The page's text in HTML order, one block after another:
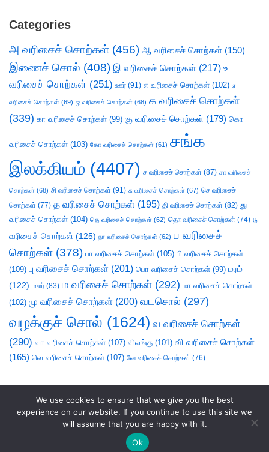
Categories
அ வரிசைச் சொற்கள் (456) ஆ வரிசைச் சொற்கள் (150)
இணைச் சொல் (408) இ வரிசைச் சொற்கள் (217) உ
வரிசைச் சொற்கள் (251) ஊர் (91) எ வரிசைச் சொற்கள் (102) ஏ
வரிசைச் சொற்கள் (69) ஒ வரிசைச் சொற்கள் (68) க வரிசைச் சொற்கள்
(339) கா வரிசைச் சொற்கள் (99) கு வரிசைச் சொற்கள் (179) கொ
வரிசைச் சொற்கள் (103) கோ வரிசைச் சொற்கள் (61) சங்க
இலக்கியம் (4407) ச வரிசைச் சொற்கள் (87) சா வரிசைச்
சொற்கள் (68) சி வரிசைச் சொற்கள் (91) சு வரிசைச் சொற்கள் (67) செ வரிசைச்
சொற்கள் (77) த வரிசைச் சொற்கள் (195) தி வரிசைச் சொற்கள் (82) து
வரிசைச் சொற்கள் (104) தெ வரிசைச் சொற்கள் (62) தொ வரிசைச் சொற்கள் (74) ந
வரிசைச் சொற்கள் (125) நா வரிசைச் சொற்கள் (62) ப வரிசைச்
சொற்கள் (378) பா வரிசைச் சொற்கள் (105) பி வரிசைச் சொற்கள்
(109) பு வரிசைச் சொற்கள் (201) பொ வரிசைச் சொற்கள் (99) மரம்
(122) மலர் (83) ம வரிசைச் சொற்கள் (292) மா வரிசைச் சொற்கள்
(102) மு வரிசைச் சொற்கள் (200) வடசொல் (297)
வழக்குச் சொல் (1624) வ வரிசைச் சொற்கள்
(290) வா வரிசைச் சொற்கள் (107) விலங்கு (101) வி வரிசைச் சொற்கள்
(165) வெ வரிசைச் சொற்கள் (107) வே வரிசைச் சொற்கள் (76)
சொலல்வல்லன்|நல்லாயன்
We use cookies to ensure that we give you the best
experience on our website. If you continue to use this site we
will assume that you are happy with it.
Ok